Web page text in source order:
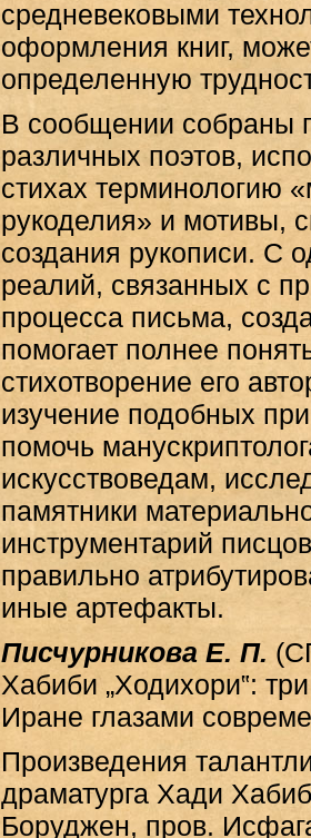
средневековыми
оформления книг,
определенную
В сообщении собраны
различных поэтов,
стихах терминологию
рукоделия» и мотивы,
создания рукописи. С
реалий, связанных с
процесса письма,
помогает полнее
стихотворение его
изучение подобных
помочь
искусствоведам,
памятники
инструментарий
правильно
иные артефакты.
Писчурникова Е. П.
Хабиби „Ходихори‟:
Иране глазами
Произведения
драматурга Хади
Боруджен, пров.